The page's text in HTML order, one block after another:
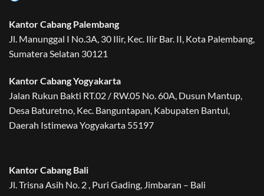
Kantor Cabang Palembang
Jl. Manunggal I No.3A, 30 Ilir, Kec. Ilir Bar. II, Kota Palembang,
Sumatera Selatan 30121
Kantor Cabang Yogyakarta
Jalan Rukun Bakti RT.02 / RW.05 No. 60A, Dusun Mantup,
Desa Baturetno, Kec. Banguntapan, Kabupaten Bantul,
Daerah Istimewa Yogyakarta 55197
Kantor Cabang Bali
Jl. Trisna Asih No. 2 , Puri Gading, Jimbaran – Bali